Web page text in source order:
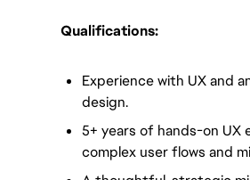
Qualifications:
Experience with UX and
design.
5+ years of hands-on UX
complex user flows and